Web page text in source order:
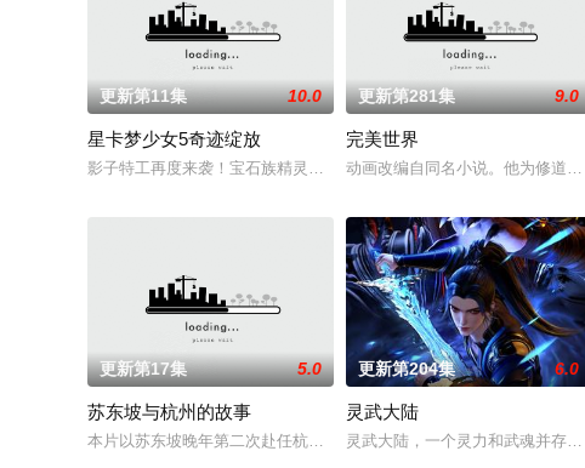
更新第11集 10.0
星卡梦少女5奇迹绽放
影子特工再度来袭！宝石族精灵竟然成了关键所在！东方桃子与伙伴
更新第281集 9.0
完美世界
动画改编自同名小说。他为修道
更新第17集 5.0
苏东坡与杭州的故事
本片以苏东坡晚年第二次赴任杭州，与老友佛印（一心想将苏东坡渡
更新第204集 6.0
灵武大陆
灵武大陆，一个灵力和武魂并存